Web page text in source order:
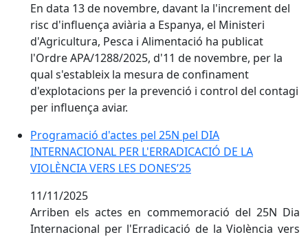
En data 13 de novembre, davant la l'increment del
risc d'influença aviària a Espanya, el Ministeri
d'Agricultura, Pesca i Alimentació ha publicat
l'Ordre APA/1288/2025, d'11 de novembre, per la
qual s'estableix la mesura de confinament
d'explotacions per la prevenció i control del contagi
per influença aviar.
Programació d'actes pel 25N pel DIA INTERNACIONAL
Programació d'actes pel 25N pel DIA
INTERNACIONAL PER L'ERRADICACIÓ DE LA
VIOLÈNCIA VERS LES DONES’25
11/11/2025
Arriben els actes en commemoració del 25N Dia
Internacional per l'Erradicació de la Violència vers